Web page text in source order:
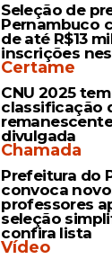
Seleção de
Pernambuco
de até R$13
inscrições
Certame
CNU 2025
classificação
divulgada
Chamada
Prefeitura do
convoca
professores
seleção
confira lista
Vídeo